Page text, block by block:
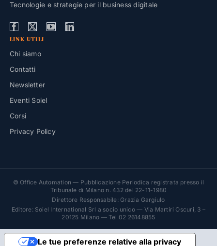
Tecnologie e strategie per il business digitale
LINK UTILI
Chi siamo
Contatti
Newsletter
Eventi Soiel
Corsi
Privacy Policy
© Office Automation — Pubblicazione Periodica registrata presso il
Tribunale di Milano n. 432 del 22-11-1980
Direttore Responsabile: Grazia Gargiulo
Editore: Soiel International Srl a socio unico — Via Martiri Oscuri, 3 –
20125 Milano — Tel 02 26148855
Le tue preferenze relative alla privacy